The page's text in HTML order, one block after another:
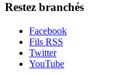
Restez branchés
Facebook
Fils RSS
Twitter
YouTube